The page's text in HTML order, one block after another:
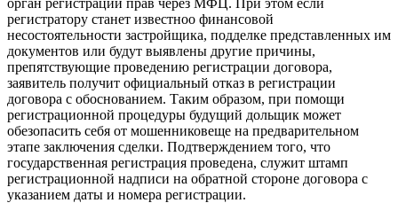
орган регистрации прав через МФЦ. При этом если
регистратору станет известноо финансовой
несостоятельности застройщика, подделке представленных им
документов или будут выявлены другие причины,
препятствующие проведению регистрации договора,
заявитель получит официальный отказ в регистрации
договора с обоснованием. Таким образом, при помощи
регистрационной процедуры будущий дольщик может
обезопасить себя от мошенниковеще на предварительном
этапе заключения сделки. Подтверждением того, что
государственная регистрация проведена, служит штамп
регистрационной надписи на обратной стороне договора с
указанием даты и номера регистрации.